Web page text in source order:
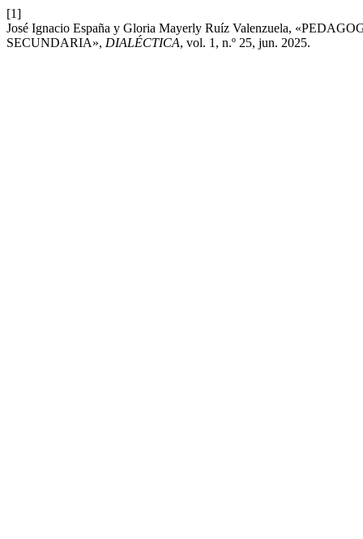
[1]
José Ignacio España y Gloria Mayerly Ruíz Valenzuela,
SECUNDARIA», DIALÉCTICA, vol. 1, n.º 25, jun. 2025.